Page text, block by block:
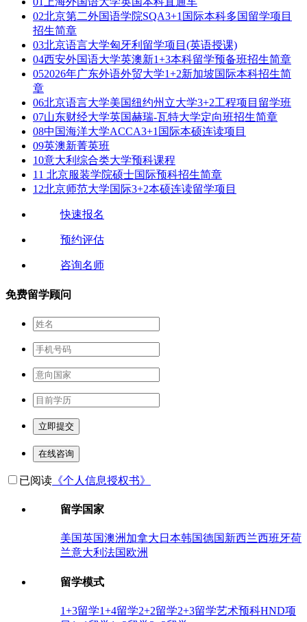
02北京第二外国语学院SQA3+1国际本科多国留学项目
招生简章
03北京语言大学匈牙利留学项目(英语授课)
04西安外国语大学英澳新1+3本科留学预备班招生简章
052026年广东外语外贸大学1+2新加坡国际本科招生简
章
06北京语言大学美国纽约州立大学3+2工程项目留学班
07山东财经大学英国赫瑞-瓦特大学定向班招生简章
08中国海洋大学ACCA3+1国际本硕连读项目
09英澳新菁英班
10意大利综合类大学预科课程
11 北京服装学院硕士国际预科招生简章
12北京师范大学国际3+2本硕连读留学项目
快速报名
预约评估
咨询名师
免费留学顾问
立即提交
在线咨询
已阅读 《个人信息授权书》
留学国家
美国英国澳洲 加拿大 日本韩国德国新西兰西班牙荷
兰意大利 法国欧洲
留学模式
1+3留学1+4留学2+2留学2+3留学艺术预科HND项